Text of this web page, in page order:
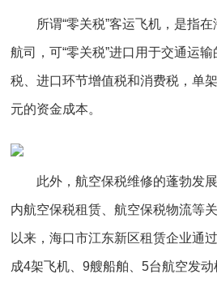
所谓“零关税”客运飞机，是指
航司，可“零关税”进口用于交通运
税、进口环节增值税和消费税，单
元的资金成本。
此外，航空保税维修的蓬勃发
内航空保税租赁、航空保税物流等
以来，海口市江东新区租赁企业通
成4架飞机、9艘船舶、5台航空发